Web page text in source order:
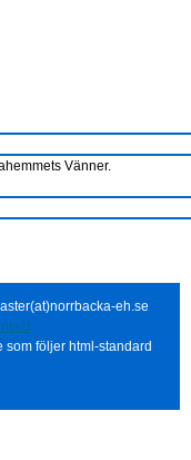
Vänner.
eh.se
följer html-standard